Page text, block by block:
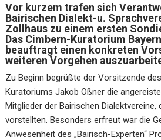
Vor kurzem trafen sich
Bairischen Dialekt-u.
Zollhaus zu einem ersten Sondi
Das Cimbern-Kuratorium
beauftragt einen konkreten
weiteren Vorgehen
Zu Beginn begrüßte der Vorsitzende
Kuratoriums Jakob Oßner die
Mitglieder der Bairischen
vorstellten. Besonders erfreut war die
Anwesenheit des „Bairisch-Experten“